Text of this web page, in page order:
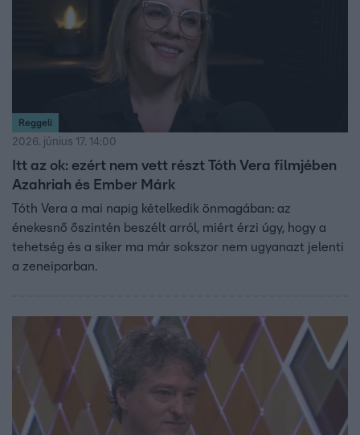
Reggeli
2026. június 17. 14:00
Itt az ok: ezért nem vett részt Tóth Vera filmjében
Azahriah és Ember Márk
Tóth Vera a mai napig kételkedik önmagában: az
énekesnő őszintén beszélt arról, miért érzi úgy, hogy a
tehetség és a siker ma már sokszor nem ugyanazt jelenti
a zeneiparban.